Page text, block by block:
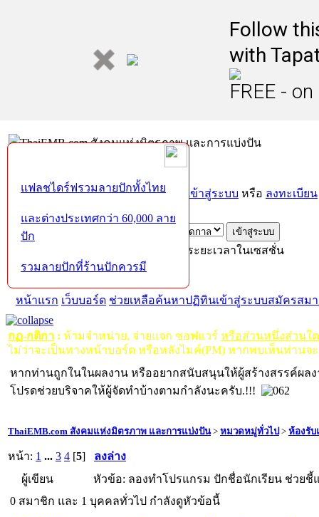
Follow
with
FREE -
ยินดีต้อนรับคุณ,บุคคลทั่วไปกรุณา เข้าสู่ระบบ หรือ ลงทะเบียน
ส่งอีเมล์ยืนยันการใช้งาน?
เข้าสู่ระบบด้วยชื่อผู้ใช้ รหัสผ่าน และระยะเวลาในเซสชั่น
หน้าแรก เว็บบอร์ด ช่วยเหลือค้นหาปฏิทินเข้าสู่ระบบสมัครสม
กฏ-กติกา : ห้ามจำหน่าย, จ่ายแจก ซอฟแวร์ หรือส่วนหนึ่งส่วนใ
ไม่ว่าจะเป็นทางหน้าบอร์ด หรือหลังไมค์(PM) หากพบเห็นท่านจ
หากท่านถูกในในผลงาน หรืออยากสนับสนุนให้ผู้สร้างสรรค์ผล
โปรดช่วยบริจาคให้ผู้จัดทำบ้างตามกำลังนะครับ.!!!
ThaiEMB.com สังคมแห่งมิตรภาพ และการแบ่งปัน> หมวดหมู่ทั่วไป> ห้องรั
หน้า: 1 ... 3 4 [5] ลงล่าง
ผู้เขียน
หัวข้อ: ลองทำโปรแกรม ปักชื่อนักเรียน ช่วยชี้
0 สมาชิก และ 1 บุคคลทั่วไป กำลังดูหัวข้อนี้
แฟลชไดร์ฟรวมลายปักทั้งไทย
และต่างประเทศกว่า 60,000 ลาย
ปัก
รวมลายปักที่ร้านปักควรมี